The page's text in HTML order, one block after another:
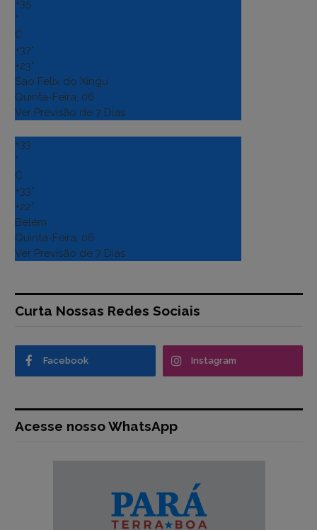
+35
°
C
+37°
+23°
Sao Felix do Xingu
Quinta-Feira, 06
Ver Previsão de 7 Dias
+33
°
C
+33°
+22°
Belém
Quinta-Feira, 06
Ver Previsão de 7 Dias
Curta Nossas Redes Sociais
Facebook Instagram
Acesse nosso WhatsApp